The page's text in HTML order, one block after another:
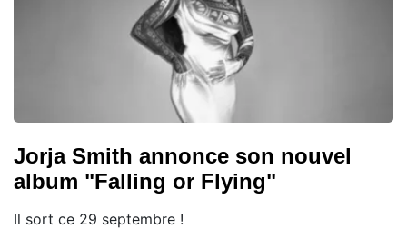
Jorja Smith annonce son nouvel
album "Falling or Flying"
Il sort ce 29 septembre !